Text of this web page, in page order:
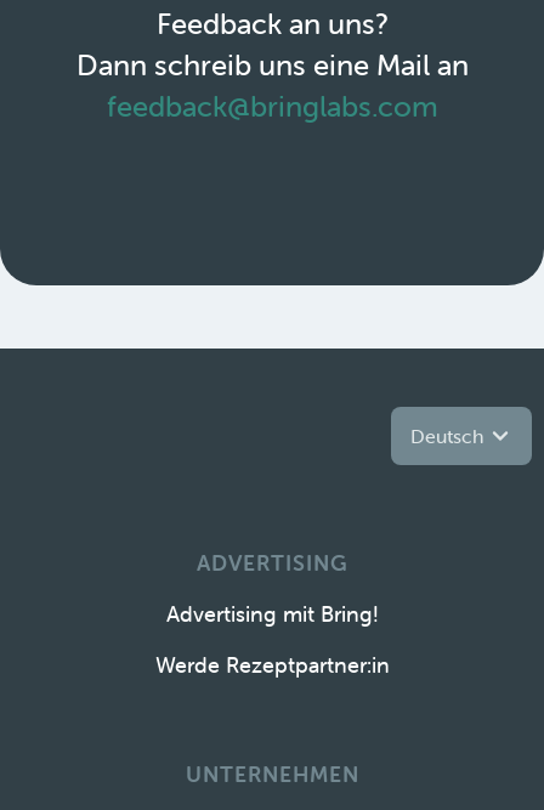
Feedback an uns?
Dann schreib uns eine Mail an
feedback@bringlabs.com
Deutsch
ADVERTISING
Advertising mit Bring!
Werde Rezeptpartner:in
UNTERNEHMEN